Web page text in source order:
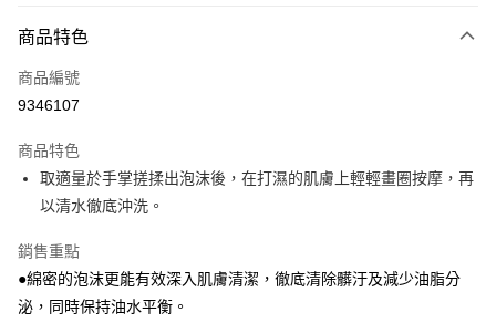
Apple Pay
街口支付
Google Pay
全盈+PAY
大哥付你分期
相關說明
1.本服務由台灣大哥大提供，台灣大哥大用戶可立即使用無須另外申請。
AFTEE先享後付
商品特色
商品編號
9346107
商品特色
取適量於手掌搓揉出泡沫後，在打濕的肌膚上輕輕畫圈按摩，再
以清水徹底沖洗。
銷售重點
●綿密的泡沫更能有效深入肌膚清潔，徹底清除髒汙及減少油脂分
泌，同時保持油水平衡。